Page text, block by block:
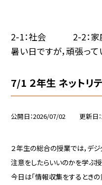
2-1：社会 2-2：
暑い日ですが，頑張っ
7/1 ２年生 ネットリ
公開日 2026/07/02 更新日
２年生の総合の授業では，デ
注意をしたらいいのかを学ぶ授
今日は「情報収集をするとき